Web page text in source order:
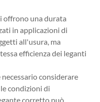
offrono una durata
in applicazioni di
all'usura, ma
efficienza dei leganti
considerare
condizioni di
corretto può